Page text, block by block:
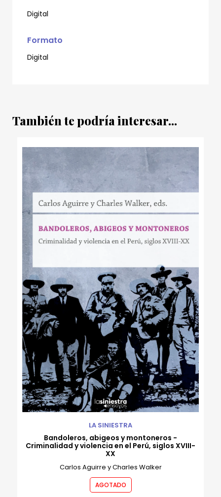
Digital
Formato
Digital
También te podría interesar...
LA SINIESTRA
Bandoleros, abigeos y montoneros -
Criminalidad y violencia en el Perú, siglos XVIII-
XX
Carlos Aguirre y Charles Walker
AGOTADO